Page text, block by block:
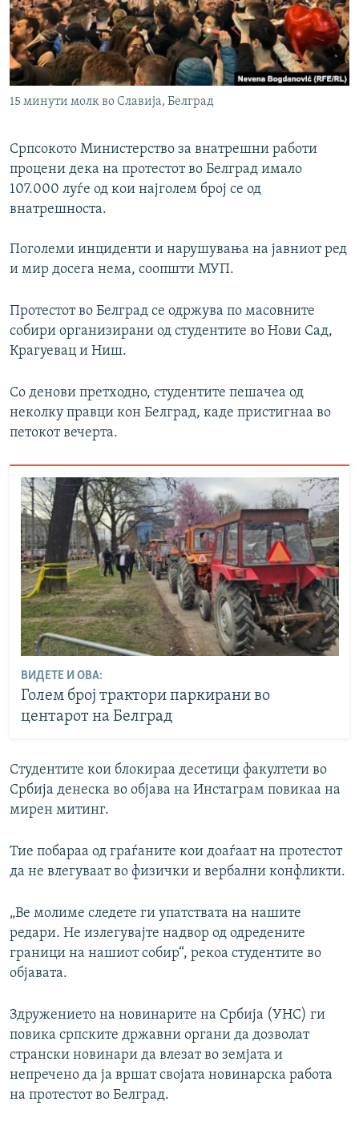
15 минути молк во Славија, Белград
Српсокото Министерство за внатрешни работи
процени дека на протестот во Белград имало
107.000 луѓе од кои најголем број се од
внатрешноста.
Поголеми инциденти и нарушувања на јавниот ред
и мир досега нема, соопшти МУП.
Протестот во Белград се одржува по масовните
собири организирани од студентите во Нови Сад,
Крагуевац и Ниш.
Со денови претходно, студентите пешачеа од
неколку правци кон Белград, каде пристигнаа во
петокот вечерта.
ВИДЕТЕ И ОВА:
Голем број трактори паркирани во
центарот на Белград
Студентите кои блокираа десетици факултети во
Србија денеска во објава на Инстаграм повикаа на
мирен митинг.
Тие побараа од граѓаните кои доаѓаат на протестот
да не влегуваат во физички и вербални конфликти.
„Ве молиме следете ги упатствата на нашите
редари. Не излегувајте надвор од одредените
граници на нашиот собир“, рекоа студентите во
објавата.
Здружението на новинарите на Србија (УНС) ги
повика српските државни органи да дозволат
странски новинари да влезат во земјата и
непречено да ја вршат својата новинарска работа
на протестот во Белград.